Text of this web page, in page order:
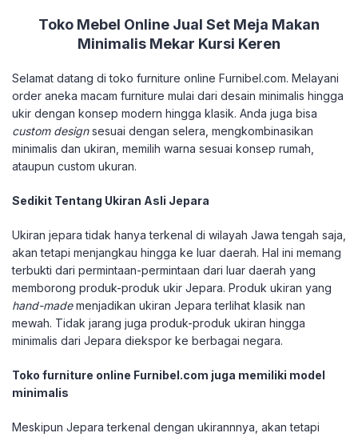
Toko Mebel Online Jual Set Meja Makan
Minimalis Mekar Kursi Keren
Selamat datang di toko furniture online Furnibel.com. Melayani
order aneka macam furniture mulai dari desain minimalis hingga
ukir dengan konsep modern hingga klasik. Anda juga bisa
custom designsesuai dengan selera, mengkombinasikan
minimalis dan ukiran, memilih warna sesuai konsep rumah,
ataupun custom ukuran.
Sedikit Tentang Ukiran Asli Jepara
Ukiran jepara tidak hanya terkenal di wilayah Jawa tengah saja,
akan tetapi menjangkau hingga ke luar daerah. Hal ini memang
terbukti dari permintaan-permintaan dari luar daerah yang
memborong produk-produk ukir Jepara. Produk ukiran yang
hand-mademenjadikan ukiran Jepara terlihat klasik nan
mewah. Tidak jarang juga produk-produk ukiran hingga
minimalis dari Jepara diekspor ke berbagai negara.
Toko furniture online Furnibel.com juga memiliki model
minimalis
Meskipun Jepara terkenal dengan ukirannnya, akan tetapi